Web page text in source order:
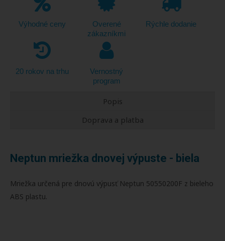
Výhodné ceny
Overené
zákazníkmi
Rýchle dodanie
20 rokov na trhu
Vernostný
program
Popis
Doprava a platba
Neptun mriežka dnovej výpuste - biela
Mriežka určená pre dnovú výpusť Neptun 50550200F z bieleho
ABS plastu.